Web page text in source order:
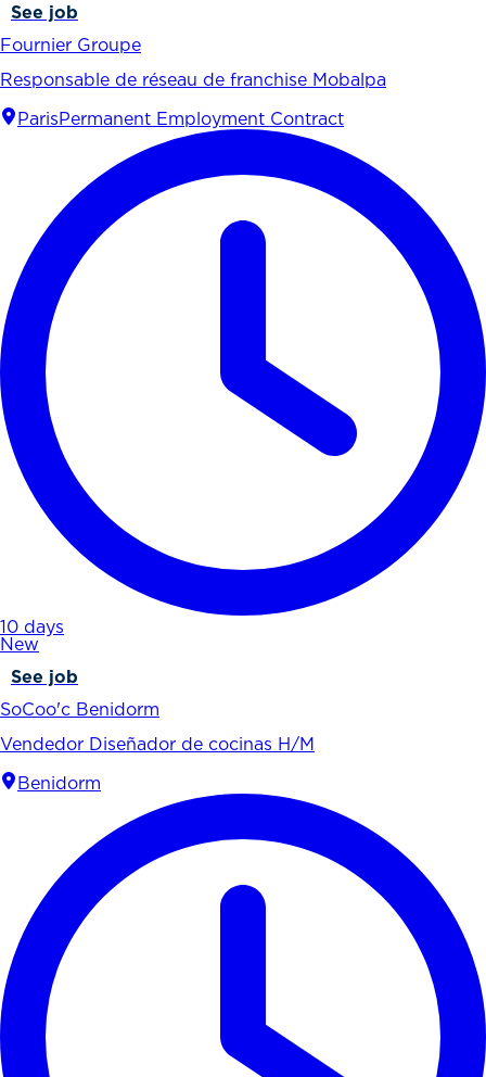
See job
Fournier Groupe
Responsable de réseau de franchise Mobalpa
Paris Permanent Employment Contract
10 days
New
See job
SoCoo'c Benidorm
Vendedor Diseñador de cocinas H/M
Benidorm